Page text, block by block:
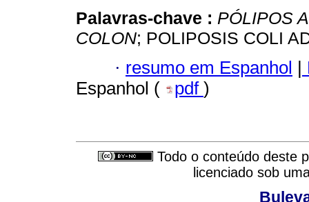
Palavras-chave : PÓLIPOS
COLON; POLIPOSIS COLI
· resumo em Espanhol |
Espanhol (
pdf )
Todo o conteúdo deste
licenciado sob